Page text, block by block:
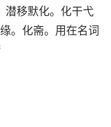
潜移默化。化干弋
。化斋。用在名词